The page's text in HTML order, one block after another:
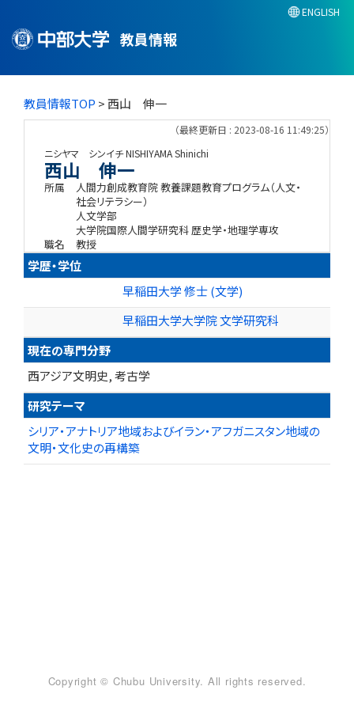
教員情報
ENGLISH
教員情報TOP > 西山 伸一
（最終更新日 : 2023-08-16 11:49:25）
ニシヤマ シンイチNISHIYAMA Shinichi
西山 伸一
所属
人間力創成教育院 教養課題教育プログラム（人文・
社会リテラシー）
人文学部
大学院国際人間学研究科 歴史学・地理学専攻
職名
教授
学歴・学位
早稲田大学 修士 (文学)
早稲田大学大学院 文学研究科
現在の専門分野
西アジア文明史, 考古学
研究テーマ
シリア・アナトリア地域およびイラン・アフガニスタン地域の
文明・文化史の再構築
Copyright © Chubu University. All rights reserved.